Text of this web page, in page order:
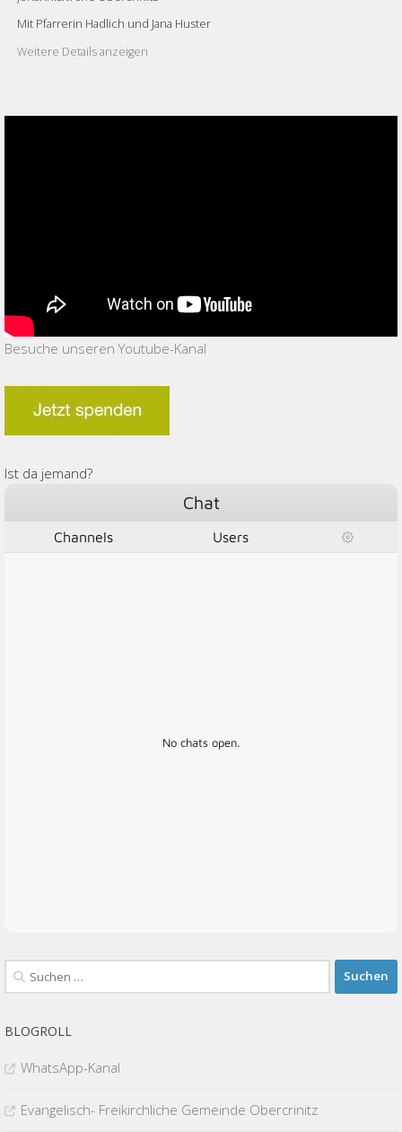
Mit Pfarrerin Hadlich und Jana Huster
Weitere Details anzeigen
Besuche unseren Youtube-Kanal
Ist da jemand?
Chat
Channels Users
No chats open.
Suchen
nach:
BLOGROLL
WhatsApp-Kanal
Evangelisch- Freikirchliche Gemeinde Obercrinitz